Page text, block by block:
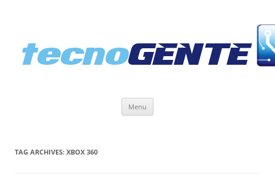
Menu
TAG ARCHIVES: XBOX 360